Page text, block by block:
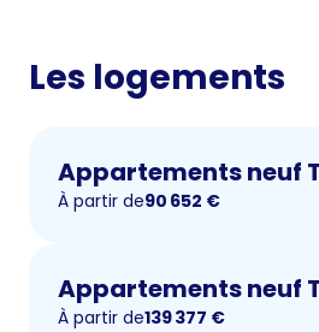
Les logements
Appartements neuf
À partir de90 652 €
Appartements neuf
À partir de139 377 €